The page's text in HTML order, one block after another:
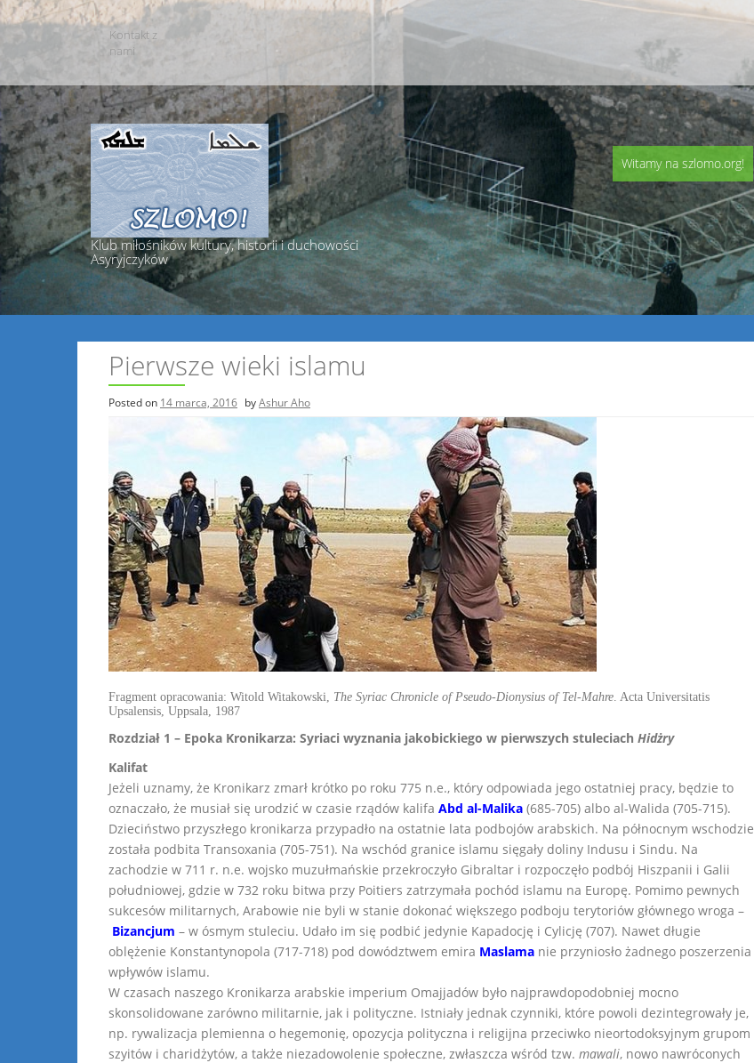
Skip
to
Kontakt z
nami
Klub miłośników kultury, historii i duchowości
Asyryjczyków
Witamy na szlomo.org!
Pierwsze wieki islamu
Posted on 14 marca, 2016 byAshur Aho
Fragment opracowania: Witold Witakowski, The Syriac Chronicle of Pseudo-Dionysius of Tel-Mahre . Acta Universitatis
Upsalensis, Uppsala, 1987
Rozdział 1 – Epoka Kronikarza: Syriaci wyznania jakobickiego w pierwszych stuleciach Hidżry
Kalifat
Jeżeli uznamy, że Kronikarz zmarł krótko po roku 775 n.e., który odpowiada jego ostatniej pracy, będzie to
oznaczało, że musiał się urodzić w czasie rządów kalifa Abd al-Malika (685-705) albo al-Walida (705-715).
Dzieciństwo przyszłego kronikarza przypadło na ostatnie lata podbojów arabskich. Na północnym wschodzie
została podbita Transoxania (705-751). Na wschód granice islamu sięgały doliny Indusu i Sindu. Na
zachodzie w 711 r. n.e. wojsko muzułmańskie przekroczyło Gibraltar i rozpoczęło podbój Hiszpanii i Galii
południowej, gdzie w 732 roku bitwa przy Poitiers zatrzymała pochód islamu na Europę. Pomimo pewnych
sukcesów militarnych, Arabowie nie byli w stanie dokonać większego podboju terytoriów głównego wroga –
Bizancjum – w ósmym stuleciu. Udało im się podbić jedynie Kapadocję i Cylicję (707). Nawet długie
oblężenie Konstantynopola (717-718) pod dowództwem emira Maslama nie przyniosło żadnego poszerzenia
wpływów islamu.
W czasach naszego Kronikarza arabskie imperium Omajjadów było najprawdopodobniej mocno
skonsolidowane zarówno militarnie, jak i polityczne. Istniały jednak czynniki, które powoli dezintegrowały je,
np. rywalizacja plemienna o hegemonię, opozycja polityczna i religijna przeciwko nieortodoksyjnym grupom
szyitów i charidżytów, a także niezadowolenie społeczne, zwłaszcza wśród tzw. mawali, nowo nawróconych